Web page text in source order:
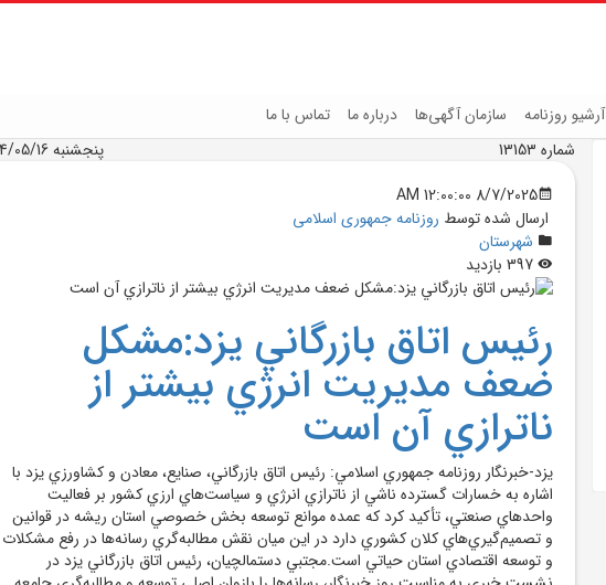
آرشیو روزنامه سازمان آگهی‌ها درباره ما تماس با ما
شماره 13153
پنجشنبه 1404/05/16
8/7/2025 12:00:00 AM
ارسال شده توسط روزنامه جمهوری اسلامی
شهرستان
رئيس اتاق بازرگاني يزد:مشکل
ضعف مديريت انرژي بيشتر از
ناترازي آن است
يزد-خبرنگار روزنامه جمهوري اسلامي: رئيس اتاق بازرگاني، صنايع، معادن و کشاورزي يزد با
اشاره به خسارات گسترده ناشي از ناترازي انرژي و سياست‌هاي ارزي کشور بر فعاليت
واحدهاي صنعتي، تأکيد کرد که عمده موانع توسعه بخش خصوصي استان ريشه در قوانين
و تصميم‌گيري‌هاي کلان کشوري دارد در اين ميان نقش مطالبه‌گري رسانه‌ها در رفع مشکلات
و توسعه اقتصادي استان حياتي است.مجتبي دستمالچيان، رئيس اتاق بازرگاني يزد در